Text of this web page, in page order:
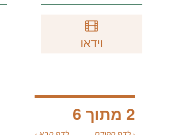
וידאו
2 מתוך 6